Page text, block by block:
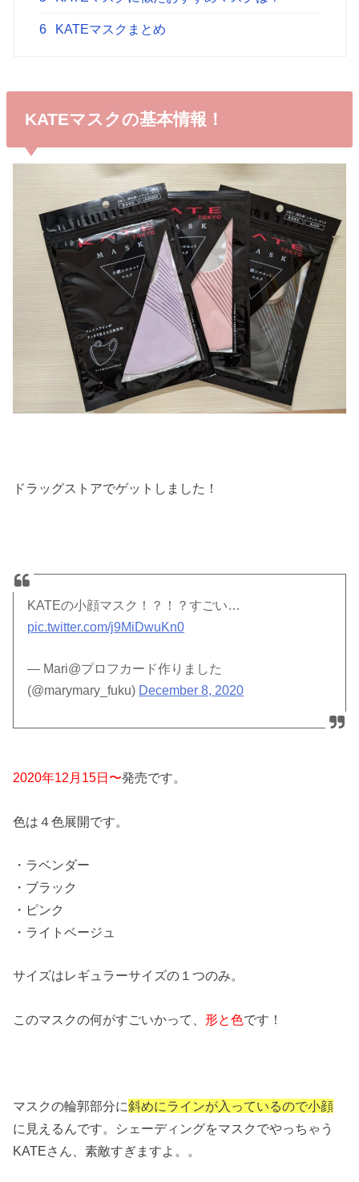
6 KATEマスクまとめ
KATEマスクの基本情報！
ドラッグストアでゲットしました！
KATEの小顔マスク！？！？すごい…
pic.twitter.com/j9MiDwuKn0
— Mari@プロフカード作りました
(@marymary_fuku) December 8, 2020
2020年12月15日〜発売です。
色は４色展開です。
・ラベンダー
・ブラック
・ピンク
・ライトベージュ
サイズはレギュラーサイズの１つのみ。
このマスクの何がすごいかって、形と色です！
マスクの輪郭部分に斜めにラインが入っているので小顔
に見えるんです。シェーディングをマスクでやっちゃう
KATEさん、素敵すぎますよ。。